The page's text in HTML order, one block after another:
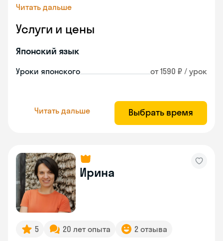
Читать дальше
Услуги и цены
Японский язык
Уроки японского от 1590 ₽ / урок
Читать дальше Выбрать время
Ирина
5 20 лет опыта 2 отзыва